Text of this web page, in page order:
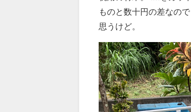
ものと数十円の差なの
思うけど。